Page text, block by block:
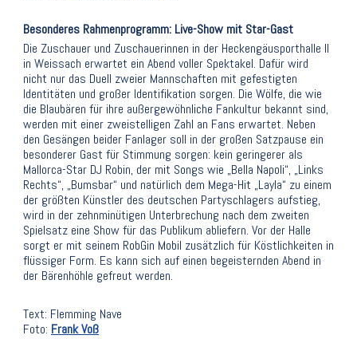
Besonderes Rahmenprogramm: Live-Show mit Star-Gast
Die Zuschauer und Zuschauerinnen in der Heckengäusporthalle II
in Weissach erwartet ein Abend voller Spektakel. Dafür wird
nicht nur das Duell zweier Mannschaften mit gefestigten
Identitäten und großer Identifikation sorgen. Die Wölfe, die wie
die Blaubären für ihre außergewöhnliche Fankultur bekannt sind,
werden mit einer zweistelligen Zahl an Fans erwartet. Neben
den Gesängen beider Fanlager soll in der großen Satzpause ein
besonderer Gast für Stimmung sorgen: kein geringerer als
Mallorca-Star DJ Robin, der mit Songs wie „Bella Napoli“, „Links
Rechts“, „Bumsbar“ und natürlich dem Mega-Hit „Layla“ zu einem
der größten Künstler des deutschen Partyschlagers aufstieg,
wird in der zehnminütigen Unterbrechung nach dem zweiten
Spielsatz eine Show für das Publikum abliefern. Vor der Halle
sorgt er mit seinem RobGin Mobil zusätzlich für Köstlichkeiten in
flüssiger Form. Es kann sich auf einen begeisternden Abend in
der Bärenhöhle gefreut werden.
Text: Flemming Nave
Foto: Frank Voß